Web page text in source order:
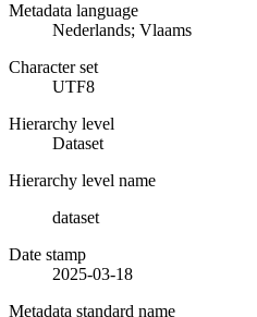
Metadata language
Nederlands; Vlaams
Character set
UTF8
Hierarchy level
Dataset
Hierarchy level name
dataset
Date stamp
2025-03-18
Metadata standard name